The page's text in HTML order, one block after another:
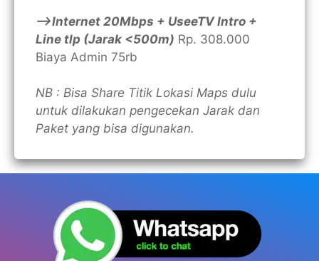
—>Internet 20Mbps + UseeTV Intro +
Line tlp (Jarak <500m) Rp. 308.000
Biaya Admin 75rb
NB : Bisa Share Titik Lokasi Maps dulu
untuk dilakukan pengecekan Jarak dan
Paket yang bisa digunakan.